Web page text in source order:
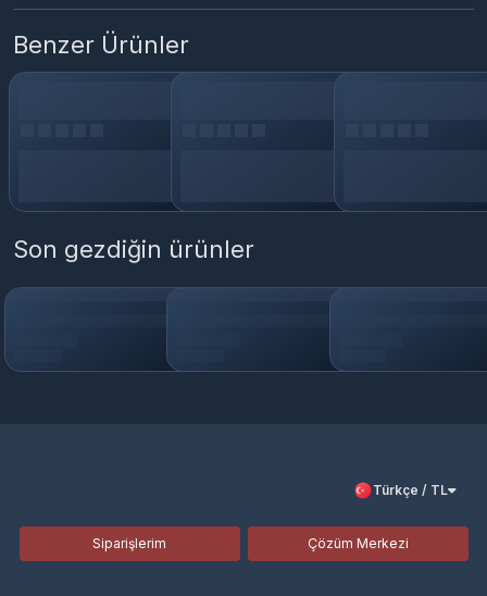
Benzer Ürünler
Son gezdiğin ürünler
Türkçe / TL
Siparişlerim Çözüm Merkezi